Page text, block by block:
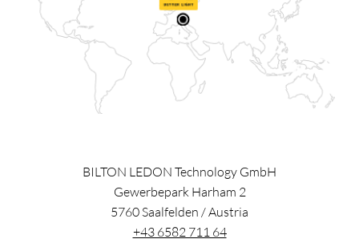
BILTON LEDON Technology GmbH
Gewerbepark Harham 2
5760Saalfelden /Austria
+43 6582 711 64